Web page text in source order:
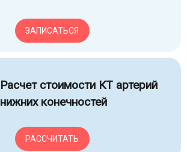
ЗАПИСАТЬСЯ
Расчет стоимости КТ артерий
нижних конечностей
РАССЧИТАТЬ